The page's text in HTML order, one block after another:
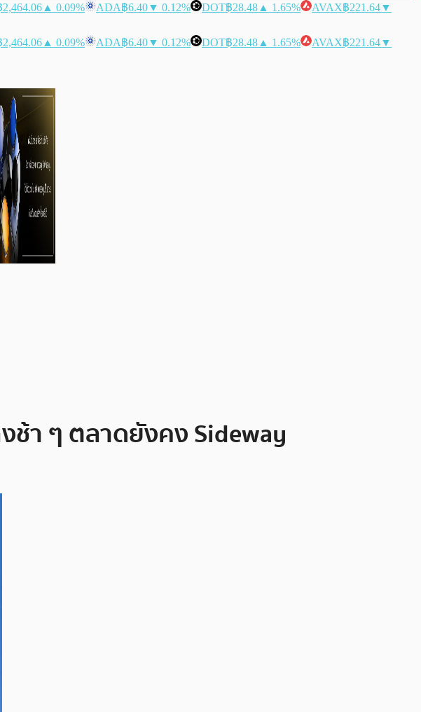
2,464.06 ▲ 0.09% ADA฿6.40▼ 0.12% DOT฿28.48 ▲ 1.65% AVAX฿221.64▼
2,464.06 ▲ 0.09% ADA฿6.40▼ 0.12% DOT฿28.48 ▲ 1.65% AVAX฿221.64▼
ช้า ๆ ตลาดยังคง Sideway